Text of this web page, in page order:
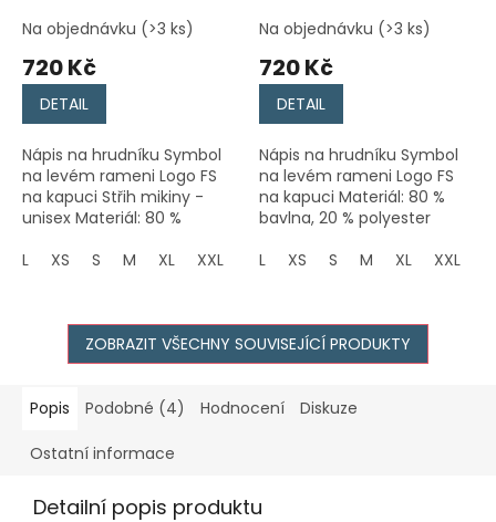
Na objednávku (>3 ks)
720 Kč
DETAIL
Nápis na hrudníku Symbol
na levém rameni Logo FS
na kapuci Střih mikiny -
unisex Materiál: 80 %
Gramáž: 280 g/m²
L XS S M XL XXL 3XL
Na objednávku (>3 ks)
720 Kč
DETAIL
Nápis na hrudníku Symbol
na levém rameni Logo FS
na kapuci Materiál: 80 %
bavlna, 20 % polyester
L
XS S M XL XXL
ZOBRAZIT VŠECHNY SOUVISEJÍCÍ PRODUKTY
Popis Podobné (4) Hodnocení Diskuze
Ostatní informace
Detailní popis produktu